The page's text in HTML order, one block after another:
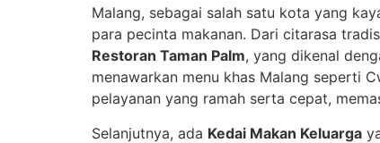
Malang, sebagai salah satu kota yang
para pecinta makanan. Dari citarasa
Restoran Taman Palm, yang dikenal
menawarkan menu khas Malang seperti
pelayanan yang ramah serta cepat,
Selanjutnya, ada Kedai Makan Keluarga